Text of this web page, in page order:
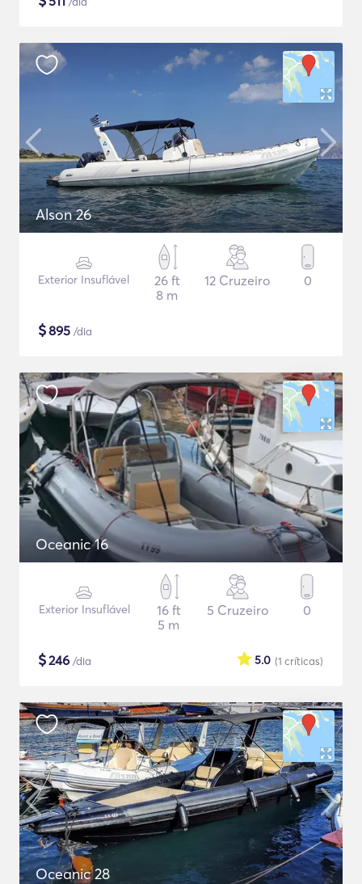
Alson 26
Exterior Insuflável
26 ft
8 m
12 Cruzeiro 0
$895 /dia
Oceanic 16
Exterior Insuflável
16 ft
5 m
5 Cruzeiro 0
$246 /dia (1 críticas)
5.0
Oceanic 28